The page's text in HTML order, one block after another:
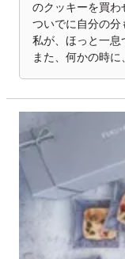
のクッキーを買わ
ついでに自分の分
私が、ほっと一息
また、何かの時に